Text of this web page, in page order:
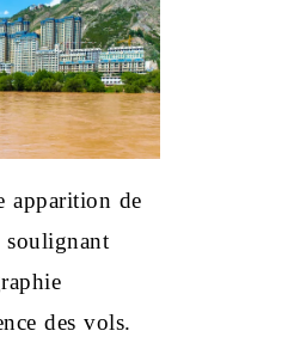
apparition de
soulignant
des vols.